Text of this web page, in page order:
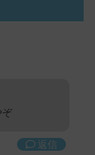
ぞ
返信